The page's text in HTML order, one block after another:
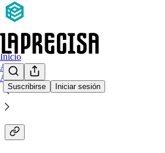
Suscribirse Iniciar sesión
Inicio
Archivo
Acerca de
Sobre La Precisa